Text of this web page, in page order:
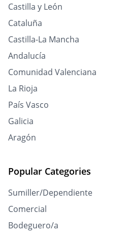
Castilla y León
Cataluña
Castilla-La Mancha
Andalucía
Comunidad Valenciana
La Rioja
País Vasco
Galicia
Aragón
Popular Categories
Sumiller/Dependiente
Comercial
Bodeguero/a